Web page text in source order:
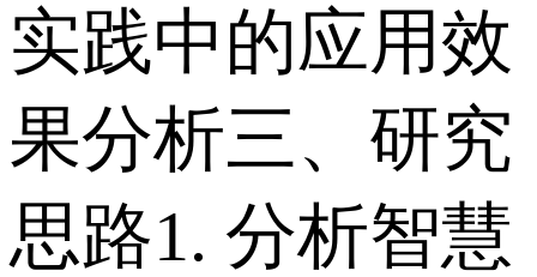
实践中的应用效
果分析 三、研究
思路 1. 分析智慧